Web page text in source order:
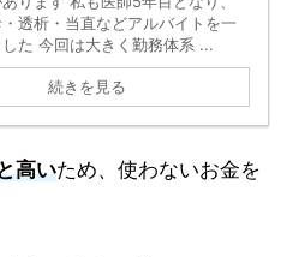
透析・当直などアルバイトを一
た 今回は大きく勤務体系 ...
続きを見る
高いため、使わないお金を